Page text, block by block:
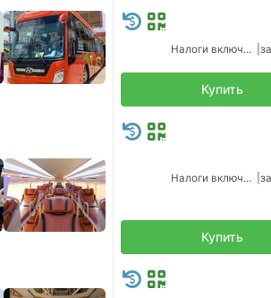
Налоги включены |
Купить
Налоги включены |
Купить